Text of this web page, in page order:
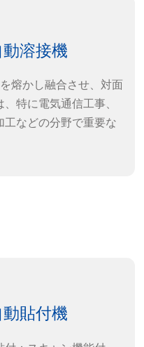
動溶接機
熔かし融合させ、対面
特に電気通信工事、
工などの分野で重要な
品質を検出し、熔接過
動貼付機